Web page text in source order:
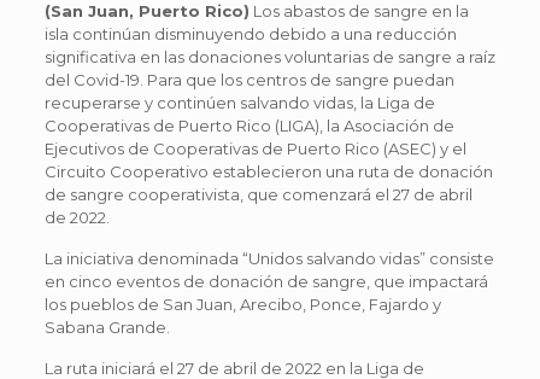
(San Juan, Puerto Rico) Los abastos de sangre en la
isla continúan disminuyendo debido a una reducción
significativa en las donaciones voluntarias de sangre a raíz
del Covid-19. Para que los centros de sangre puedan
recuperarse y continúen salvando vidas, la Liga de
Cooperativas de Puerto Rico (LIGA), la Asociación de
Ejecutivos de Cooperativas de Puerto Rico (ASEC) y el
Circuito Cooperativo establecieron una ruta de donación
de sangre cooperativista, que comenzará el 27 de abril
de 2022.
La iniciativa denominada “Unidos salvando vidas” consiste
en cinco eventos de donación de sangre, que impactará
los pueblos de San Juan, Arecibo, Ponce, Fajardo y
Sabana Grande.
La ruta iniciará el 27 de abril de 2022 en la Liga de